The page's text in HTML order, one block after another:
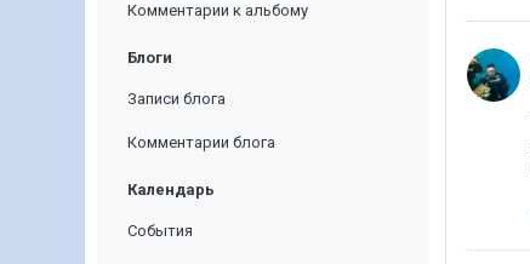
Комментарии к альбому
Блоги
Записи блога
Комментарии блога
Календарь
События